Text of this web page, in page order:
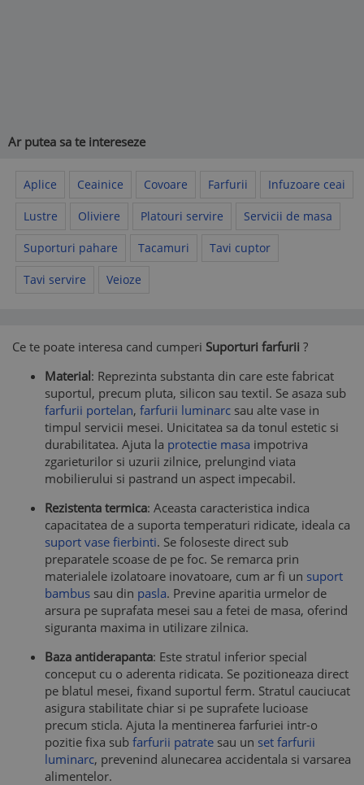
Ar putea sa te intereseze
Aplice Ceainice Covoare Farfurii Infuzoare ceai
Lustre Oliviere Platouri servire Servicii de masa
Suporturi pahare Tacamuri Tavi cuptor
Tavi servire Veioze
Ce te poate interesa cand cumperi Suporturi farfurii ?
Material: Reprezinta substanta din care este fabricat
suportul, precum pluta, silicon sau textil. Se asaza sub
farfurii portelan, farfurii luminarc sau alte vase in
timpul servicii mesei. Unicitatea sa da tonul estetic si
durabilitatea. Ajuta la protectie masa impotriva
zgarieturilor si uzurii zilnice, prelungind viata
mobilierului si pastrand un aspect impecabil.
Rezistenta termica: Aceasta caracteristica indica
capacitatea de a suporta temperaturi ridicate, ideala ca
suport vase fierbinti. Se foloseste direct sub
preparatele scoase de pe foc. Se remarca prin
materialele izolatoare inovatoare, cum ar fi un suport
bambus sau din pasla. Previne aparitia urmelor de
arsura pe suprafata mesei sau a fetei de masa, oferind
siguranta maxima in utilizare zilnica.
Baza antiderapanta: Este stratul inferior special
conceput cu o aderenta ridicata. Se pozitioneaza direct
pe blatul mesei, fixand suportul ferm. Stratul cauciucat
asigura stabilitate chiar si pe suprafete lucioase
precum sticla. Ajuta la mentinerea farfuriei intr-o
pozitie fixa sub farfurii patrate sau un set farfurii
luminarc, prevenind alunecarea accidentala si varsarea
alimentelor.